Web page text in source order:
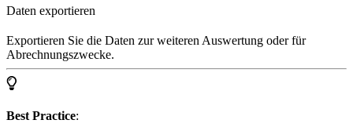
Daten exportieren
Exportieren Sie die Daten zur weiteren Auswertung oder für
Abrechnungszwecke.
Best Practice: